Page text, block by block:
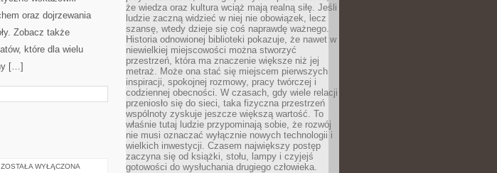
oraz dojrzewania
Zobacz także
które dla wielu
[…]
RECENZJE
ZOSTAŁA WYŁĄCZONA
że wiedza oraz kultura wciąż mają realną siłę. Jeśli
ludzie zaczną widzieć w niej nie obowiązek, lecz
szansę, wtedy dzieje się coś naprawdę ważnego.
Historia odnowionej biblioteki pokazuje, że nawet w
niewielkiej miejscowości można stworzyć
przestrzeń, która ma znaczenie większe niż jej
metraż. Może ona stać się miejscem pierwszych
inspiracji, spokojnej rozmowy, pracy twórczej i
codziennej obecności. W czasach, gdy wiele relacji
przeniosło się do sieci, taka fizyczna przestrzeń
wspólnoty zyskuje jeszcze większą wartość. To
właśnie tutaj ludzie przypominają sobie, że rozwój
nie musi oznaczać wyłącznie nowych technologii i
wielkich inwestycji. Czasem największy postęp
zaczyna się od książki, stołu, lampy i czyjejś
gotowości do wysłuchania drugiego człowieka.